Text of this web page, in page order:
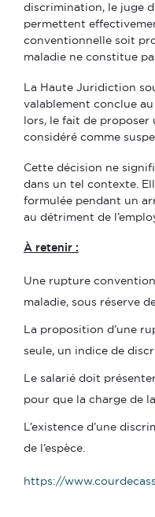
discrimination, le juge
permettent
conventionnelle soit
maladie ne constitue
La Haute Juridiction
valablement conclue
lors, le fait de
considéré comme
Cette décision ne
dans un tel contexte.
formulée pendant un
au détriment de
À retenir :
Une rupture
maladie, sous réserve
La proposition d’une
seule, un indice de
Le salarié doit
pour que la charge de
L’existence d’une
de l’espèce.
https://